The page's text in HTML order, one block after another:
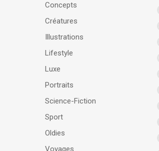
Concepts
Créatures
Illustrations
Lifestyle
Luxe
Portraits
Science-Fiction
Sport
Oldies
Voyages